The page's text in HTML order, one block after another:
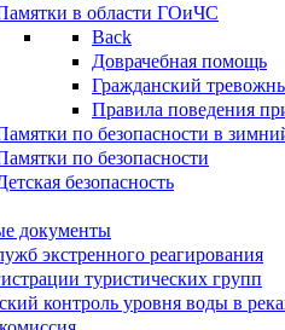
в области ГОиЧС
Back
Доврачебная помощь
Гражданский
Правила поведения
по безопасности в
по безопасности
безопасность
документы
экстренного реагирования
туристических групп
контроль уровня воды в